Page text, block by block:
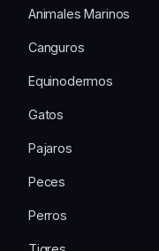
Animales Marinos
Canguros
Equinodermos
Gatos
Pajaros
Peces
Perros